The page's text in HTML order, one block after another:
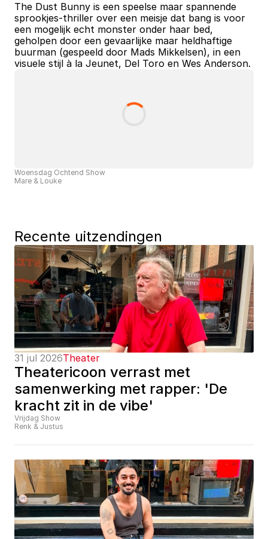
The Dust Bunny is een speelse maar spannende
sprookjes‑thriller over een meisje dat bang is voor
een mogelijk echt monster onder haar bed,
geholpen door een gevaarlijke maar heldhaftige
buurman (gespeeld door Mads Mikkelsen), in een
visuele stijl à la Jeunet, Del Toro en Wes Anderson.
Woensdag Ochtend Show
Mare & Louke
Recente uitzendingen
31 jul 2026Theater
Theatericoon verrast met
samenwerking met rapper: 'De
kracht zit in de vibe'
Vrijdag Show
Renk & Justus